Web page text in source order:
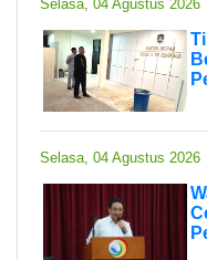
Selasa, 04 Agustus 2026
Selasa, 04 Agustus 2026